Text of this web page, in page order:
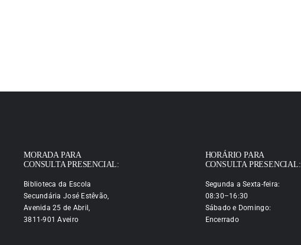
MORADA PARA
CONSULTA PRESENCIAL:
Biblioteca da Escola
Secundária José Estêvão,
Avenida 25 de Abril,
3811-901 Aveiro
HORÁRIO PARA
CONSULTA PRESENCIAL:
Segunda a Sexta-feira:
08:30–16:30
Sábado e Domingo:
Encerrado